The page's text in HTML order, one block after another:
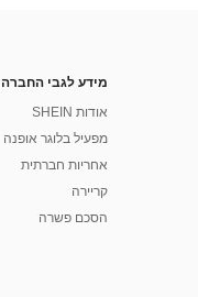
מידע לגבי החברה
אודות SHEIN
מפעיל בלוגר אופנה
אחריות חברתית
קריירה
הסכם פשרה